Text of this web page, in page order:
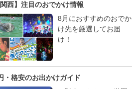
西】注目のおでかけ情報
8月におすすめのおでか
け先を厳選してお届
け！
・格安のお出かけガイド